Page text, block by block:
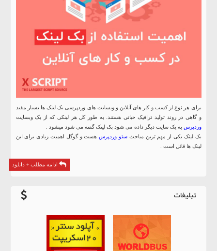
برای هر نوع از کسب و کار های آنلاین و وبسایت های وردپرسی بک لینک ها بسیار مفید
و گاهی در روند تولید ترافیک حیاتی هستند. به طور کل هر لینکی که از یک وبسایت
وردپرس به یک سایت دیگر داده می شود بک لینک گفته می شود میشود .
بک لینک یکی از مهم ترین مباحثسئو وردپرس هست و گوگل اهمیت زیادی برای این
لینک ها قائل است .
ادامه مطلب + دانلود
تبلیغات